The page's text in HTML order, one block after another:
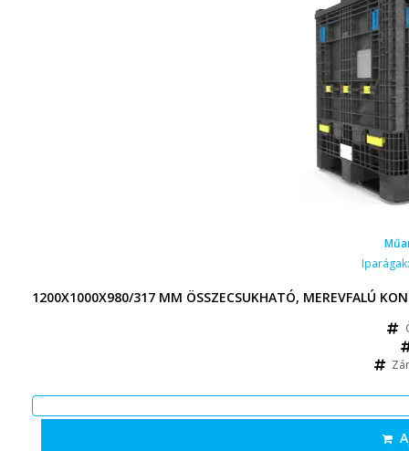
1200X1000X980/317 MM ÖSSZECSUKHATÓ, MEREVFALÚ